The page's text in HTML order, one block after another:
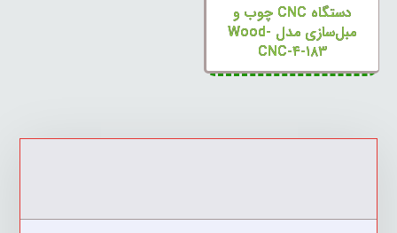
دستگاه CNC چوب و
مبل‌سازی مدل Wood-
CNC-۴-۱۸۳